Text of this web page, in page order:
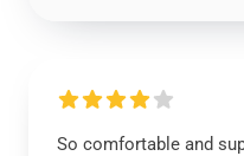
So comfortable and